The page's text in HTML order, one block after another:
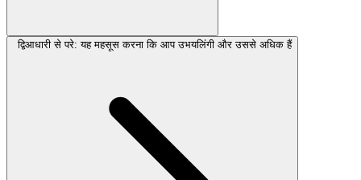
द्विआधारी से परे: यह महसूस करना कि आप उभयलिंगी और उससे अधिक हैं